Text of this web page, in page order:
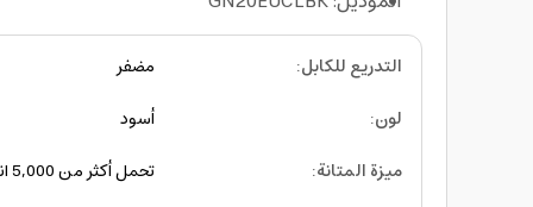
التدريع للكابل:
مضفر
لون:
أسود
ميزة المتانة:
تحمل أكثر من 5,000 انحناء